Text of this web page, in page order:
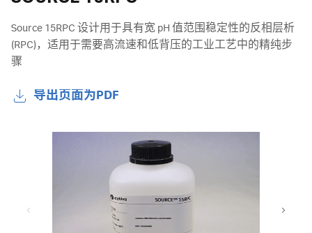
Source 15RPC 设计用于具有宽 pH 值范围稳定性的反相层析
(RPC)，适用于需要高流速和低背压的工业工艺中的精纯步
骤
导出页面为PDF